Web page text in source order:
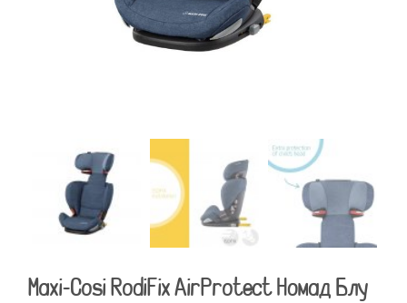
Maxi-Cosi RodiFix AirProtect Номад Блу